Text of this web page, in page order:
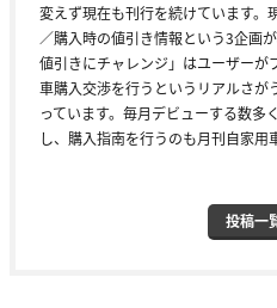
変えず現在も刊行を続けています。
／購入時の値引き情報という3企画
値引きにチャレンジ」はユーザーが
車購入交渉を行うというリアルさが
っています。毎月デビューする数多
し、購入指南を行うのも月刊自家用
投稿一